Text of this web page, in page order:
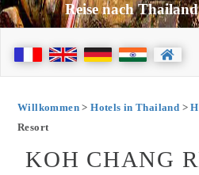
Reise nach
Willkommen>Hotels in Thailand >
Resort
KOH CHANG